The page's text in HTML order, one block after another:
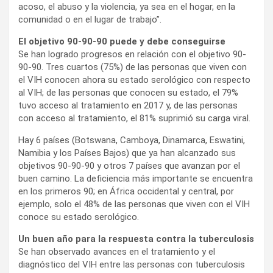
acoso, el abuso y la violencia, ya sea en el hogar, en la
comunidad o en el lugar de trabajo”.
El objetivo 90-90-90 puede y debe conseguirse
Se han logrado progresos en relación con el objetivo 90-
90-90. Tres cuartos (75%) de las personas que viven con
el VIH conocen ahora su estado serológico con respecto
al VIH; de las personas que conocen su estado, el 79%
tuvo acceso al tratamiento en 2017 y, de las personas
con acceso al tratamiento, el 81% suprimió su carga viral.
Hay 6 países (Botswana, Camboya, Dinamarca, Eswatini,
Namibia y los Países Bajos) que ya han alcanzado sus
objetivos 90-90-90 y otros 7 países que avanzan por el
buen camino. La deficiencia más importante se encuentra
en los primeros 90; en África occidental y central, por
ejemplo, solo el 48% de las personas que viven con el VIH
conoce su estado serológico.
Un buen año para la respuesta contra la tuberculosis
Se han observado avances en el tratamiento y el
diagnóstico del VIH entre las personas con tuberculosis